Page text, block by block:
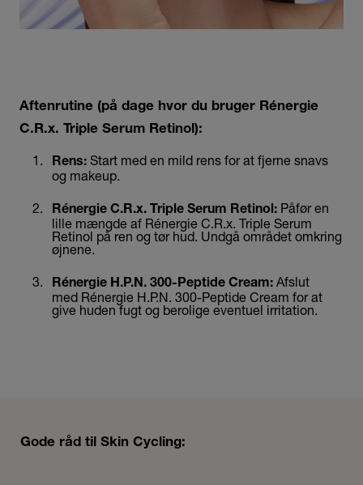
Aftenrutine (på dage hvor du bruger Rénergie
C.R.x. Triple Serum Retinol):
Rens: Start med en mild rens for at fjerne snavs
og makeup.
Rénergie C.R.x. Triple Serum Retinol: Påfør en
lille mængde af Rénergie C.R.x. Triple Serum
Retinol på ren og tør hud. Undgå området omkring
øjnene.
Rénergie H.P.N. 300-Peptide Cream: Afslut
med Rénergie H.P.N. 300-Peptide Cream for at
give huden fugt og berolige eventuel irritation.
Gode råd til Skin Cycling: